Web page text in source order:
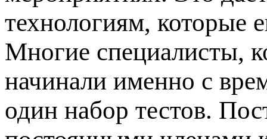
технологиям, которые
Многие специалисты,
начинали именно с
один набор тестов.